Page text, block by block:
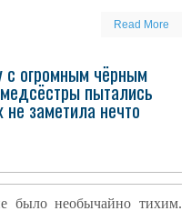
Read More
с огромным чёрным
пытались
не заметила нечто
было необычайно тихим.